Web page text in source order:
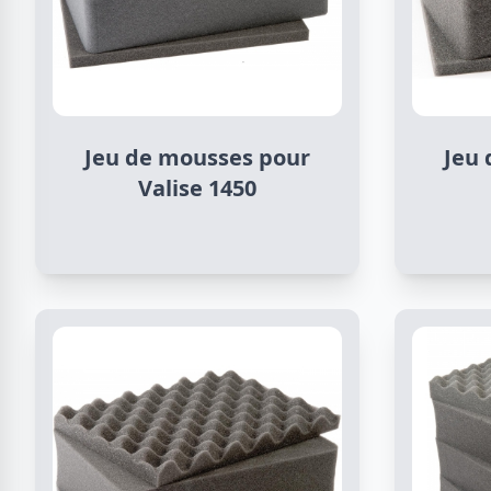
Jeu de mousses pour
Valise 1450
Jeu